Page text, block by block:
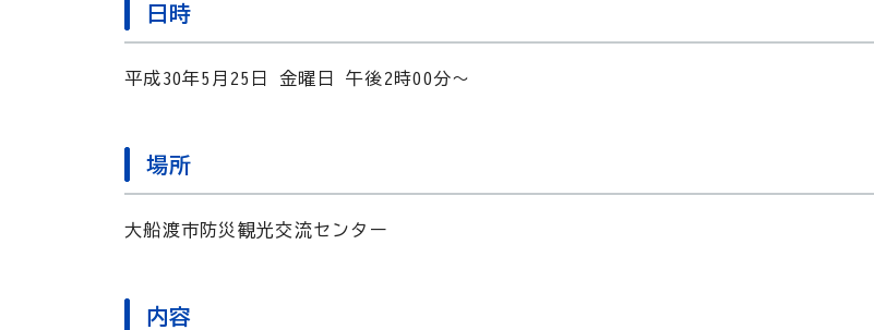
日時
平成30年5月25日 金曜日 午後2時00分～
場所
大船渡市防災観光交流センター
内容